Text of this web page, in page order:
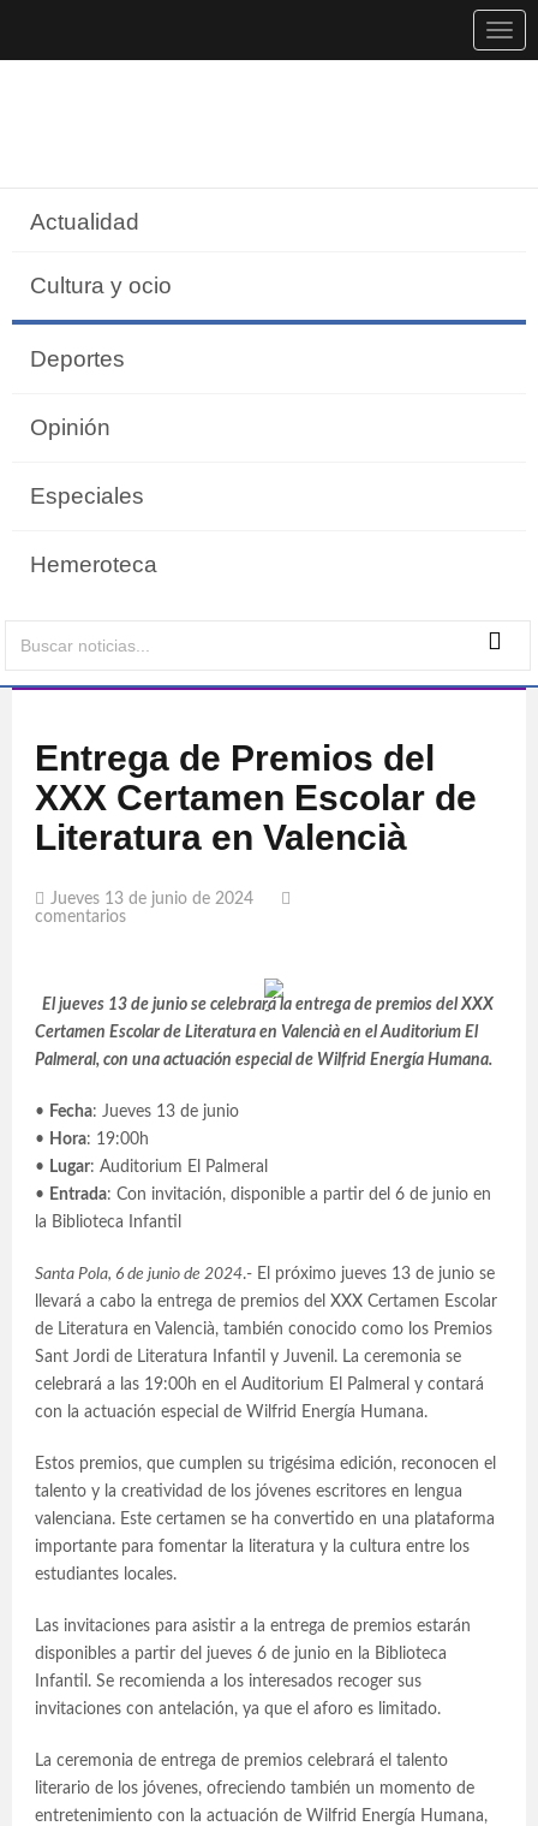
Actualidad
Cultura y ocio
Deportes
Opinión
Especiales
Hemeroteca
Entrega de Premios del
XXX Certamen Escolar de
Literatura en Valencià
Jueves 13 de junio de 2024
comentarios
El jueves 13 de junio se celebrará la entrega de premios del XXX
Certamen Escolar de Literatura en Valencià en el Auditorium El
Palmeral, con una actuación especial de Wilfrid Energía Humana.
• Fecha: Jueves 13 de junio
• Hora: 19:00h
• Lugar: Auditorium El Palmeral
• Entrada: Con invitación, disponible a partir del 6 de junio en
la Biblioteca Infantil
Santa Pola, 6 de junio de 2024.- El próximo jueves 13 de junio se
llevará a cabo la entrega de premios del XXX Certamen Escolar
de Literatura en Valencià, también conocido como los Premios
Sant Jordi de Literatura Infantil y Juvenil. La ceremonia se
celebrará a las 19:00h en el Auditorium El Palmeral y contará
con la actuación especial de Wilfrid Energía Humana.
Estos premios, que cumplen su trigésima edición, reconocen el
talento y la creatividad de los jóvenes escritores en lengua
valenciana. Este certamen se ha convertido en una plataforma
importante para fomentar la literatura y la cultura entre los
estudiantes locales.
Las invitaciones para asistir a la entrega de premios estarán
disponibles a partir del jueves 6 de junio en la Biblioteca
Infantil. Se recomienda a los interesados recoger sus
invitaciones con antelación, ya que el aforo es limitado.
La ceremonia de entrega de premios celebrará el talento
literario de los jóvenes, ofreciendo también un momento de
entretenimiento con la actuación de Wilfrid Energía Humana,